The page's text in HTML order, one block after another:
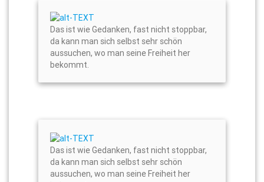
Das ist wie Gedanken, fast nicht stoppbar,
da kann man sich selbst sehr schön
aussuchen, wo man seine Freiheit her
bekommt.
Das ist wie Gedanken, fast nicht stoppbar,
da kann man sich selbst sehr schön
aussuchen, wo man seine Freiheit her